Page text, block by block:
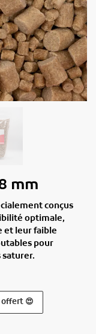
mm
conçus
optimale,
et leur faible
pour
saturer.
offert 😍